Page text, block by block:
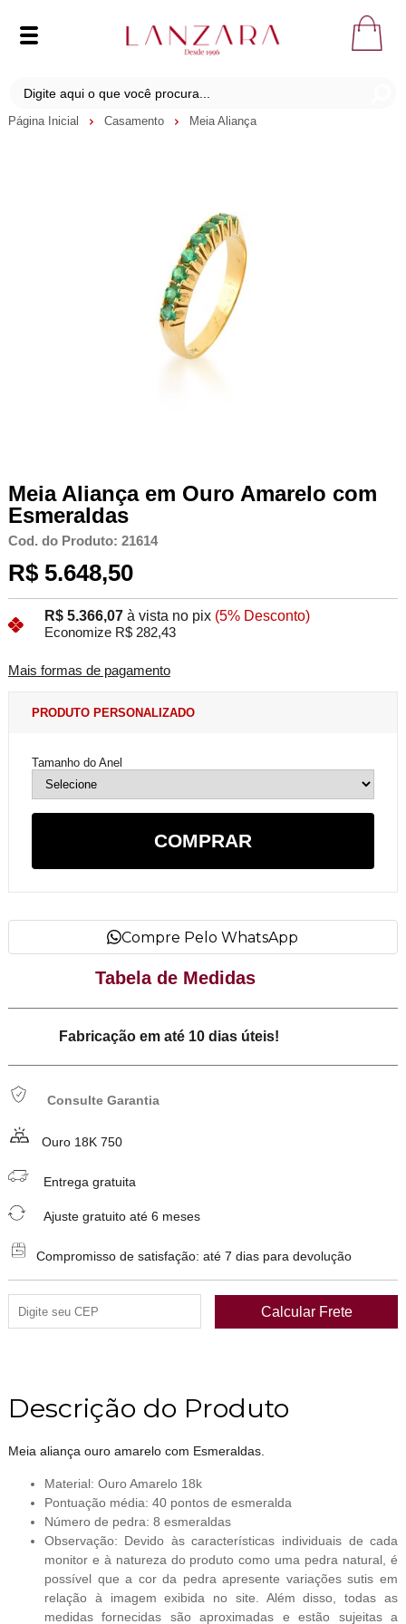
Página Inicial Casamento Meia Aliança
Meia Aliança em Ouro Amarelo com
Esmeraldas
Cod. do Produto: 21614
R$ 5.648,50
R$ 5.366,07 à vista no pix (5% Desconto)
Economize R$ 282,43
Mais formas de pagamento
PRODUTO PERSONALIZADO
Tamanho do Anel
COMPRAR
Compre Pelo WhatsApp
Tabela de Medidas
Fabricação em até 10 dias úteis!
Consulte Garantia
Ouro 18K 750
Entrega gratuita
Ajuste gratuito até 6 meses
Compromisso de satisfação: até 7 dias para devolução
Descrição do Produto
Meia aliança ouro amarelo com Esmeraldas.
Material: Ouro Amarelo 18k
Pontuação média: 40 pontos de esmeralda
Número de pedra: 8 esmeraldas
Observação: Devido às características individuais de cada
monitor e à natureza do produto como uma pedra natural, é
possível que a cor da pedra apresente variações sutis em
relação à imagem exibida no site. Além disso, todas as
medidas fornecidas são aproximadas e estão sujeitas a